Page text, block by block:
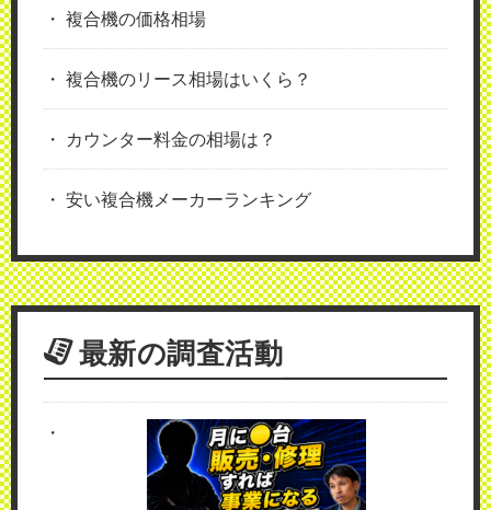
複合機の価格相場
複合機のリース相場はいくら？
カウンター料金の相場は？
安い複合機メーカーランキング
最新の調査活動